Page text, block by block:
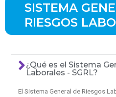
SISTEMA
RIESGOS
¿Qué es el Sistema
Laborales - SGRL?
El Sistema General de Riesgos